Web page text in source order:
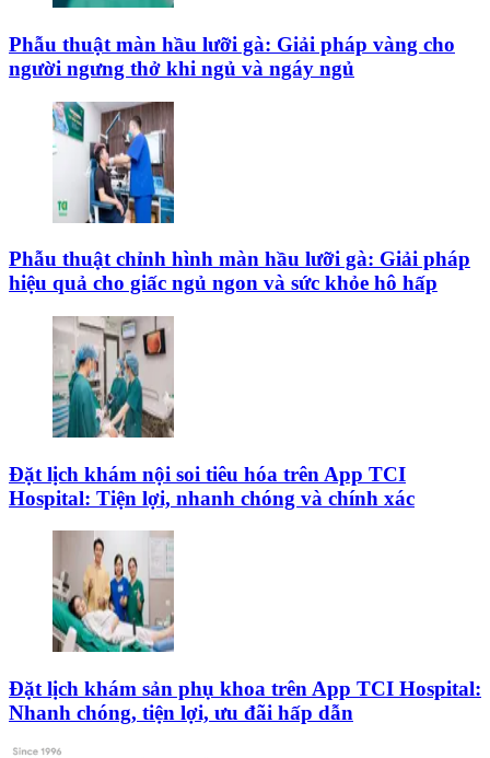
Phẫu thuật màn hầu lưỡi gà: Giải pháp vàng cho
người ngưng thở khi ngủ và ngáy ngủ
Phẫu thuật chỉnh hình màn hầu lưỡi gà: Giải pháp
hiệu quả cho giấc ngủ ngon và sức khỏe hô hấp
Đặt lịch khám nội soi tiêu hóa trên App TCI
Hospital: Tiện lợi, nhanh chóng và chính xác
Đặt lịch khám sản phụ khoa trên App TCI Hospital:
Nhanh chóng, tiện lợi, ưu đãi hấp dẫn